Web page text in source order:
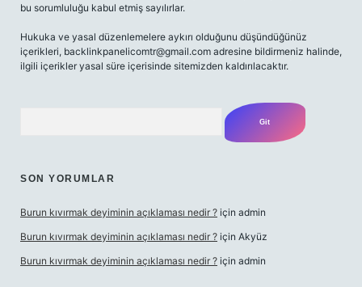
bu sorumluluğu kabul etmiş sayılırlar.
Hukuka ve yasal düzenlemelere aykırı olduğunu düşündüğünüz
içerikleri, backlinkpanelicomtr@gmail.com adresine bildirmeniz halinde,
ilgili içerikler yasal süre içerisinde sitemizden kaldırılacaktır.
SON YORUMLAR
Burun kıvırmak deyiminin açıklaması nedir ? için admin
Burun kıvırmak deyiminin açıklaması nedir ? için Akyüz
Burun kıvırmak deyiminin açıklaması nedir ? için admin